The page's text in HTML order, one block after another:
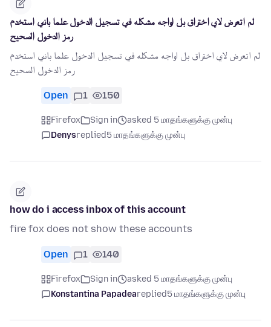
لم اتعرض لاي اختراق بل اواجه مشكله في تسجيل الدخول علما باني استخدم
رمز الدخول الصحيح
لم اتعرض لاي اختراق بل اواجه مشكله في تسجيل الدخول علما باني استخدم
رمز الدخول الصحيح
Open 1 150
Firefox Sign in
asked 5 மாதங்களுக்கு முன்பு
Denysreplied5 மாதங்களுக்கு முன்பு
how do i access inbox of this account
fire fox does not show these accounts
Open 1 140
Firefox Sign in
asked 5 மாதங்களுக்கு முன்பு
Konstantina Papadeareplied5 மாதங்களுக்கு முன்பு